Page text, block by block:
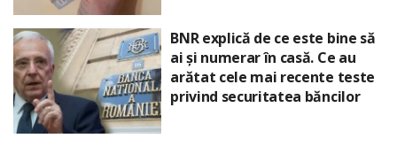
BNR explică de ce este bine să
ai și numerar în casă. Ce au
arătat cele mai recente teste
privind securitatea băncilor